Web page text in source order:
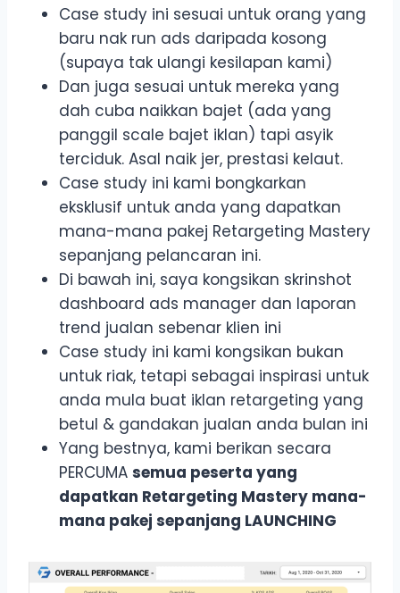
Case study ini sesuai untuk orang yang
baru nak run ads daripada kosong
(supaya tak ulangi kesilapan kami)
Dan juga sesuai untuk mereka yang
dah cuba naikkan bajet (ada yang
panggil scale bajet iklan) tapi asyik
terciduk. Asal naik jer, prestasi kelaut.
Case study ini kami bongkarkan
eksklusif untuk anda yang dapatkan
mana-mana pakej Retargeting Mastery
sepanjang pelancaran ini.
Di bawah ini, saya kongsikan skrinshot
dashboard ads manager dan laporan
trend jualan sebenar klien ini
Case study ini kami kongsikan bukan
untuk riak, tetapi sebagai inspirasi untuk
anda mula buat iklan retargeting yang
betul & gandakan jualan anda bulan ini
Yang bestnya, kami berikan secara
PERCUMA semua peserta yang
dapatkan Retargeting Mastery mana-
mana pakej sepanjang LAUNCHING